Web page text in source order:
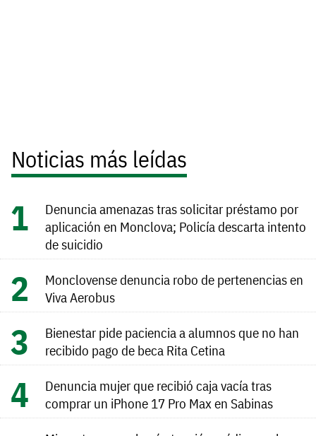
Noticias más leídas
Denuncia amenazas tras solicitar préstamo por
aplicación en Monclova; Policía descarta intento
de suicidio
Monclovense denuncia robo de pertenencias en
Viva Aerobus
Bienestar pide paciencia a alumnos que no han
recibido pago de beca Rita Cetina
Denuncia mujer que recibió caja vacía tras
comprar un iPhone 17 Pro Max en Sabinas